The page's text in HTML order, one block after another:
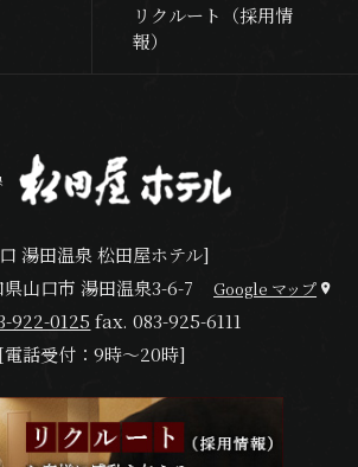
リクルート（採用情
報）
湯田温泉 松田屋ホテル]
山口市 湯田温泉3-6-7
Google マップ
922-0125 fax.083-925-6111
[電話受付：9時～20時]